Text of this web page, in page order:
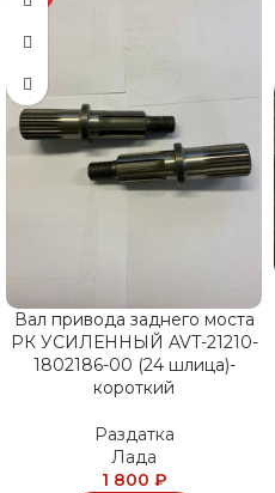
Вал привода заднего моста
РК УСИЛЕННЫЙ AVT-21210-
1802186-00 (24 шлица)-
короткий
Раздатка
Лада
1 800 ₽